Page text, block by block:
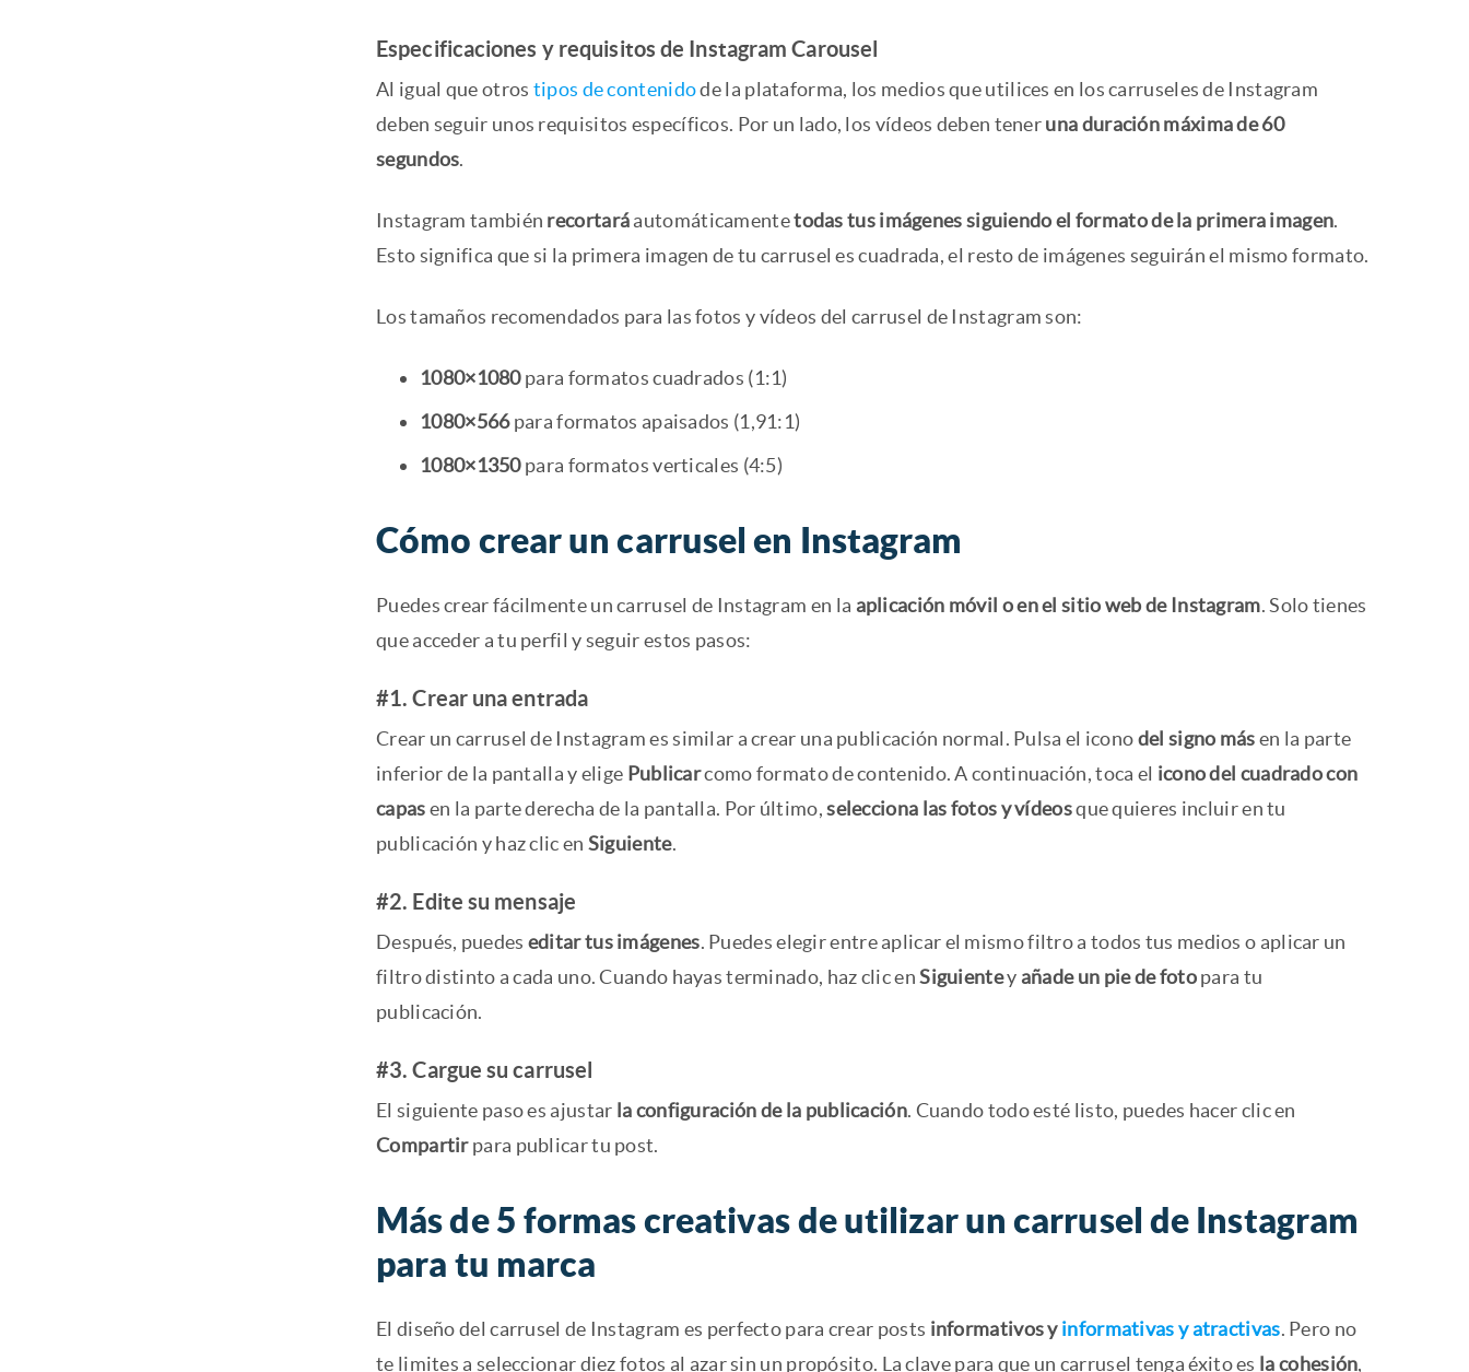
Especificaciones y requisitos de Instagram Carousel
Al igual que otros tipos de contenidode la plataforma, los medios que utilices en los carruseles de Instagram
deben seguir unos requisitos específicos. Por un lado, los vídeos deben teneruna duración máxima de 60
segundos.
Instagram también recortaráautomáticamentetodas tus imágenes siguiendo el formato de la primera imagen.
Esto significa que si la primera imagen de tu carrusel es cuadrada, el resto de imágenes seguirán el mismo formato.
Los tamaños recomendados para las fotos y vídeos del carrusel de Instagram son:
1080×1080para formatos cuadrados (1:1)
1080×566para formatos apaisados (1,91:1)
1080×1350para formatos verticales (4:5)
Cómo crear un carrusel en Instagram
Puedes crear fácilmente un carrusel de Instagram en la aplicación móvil o en el sitio web de Instagram. Solo tienes
que acceder a tu perfil y seguir estos pasos:
#1. Crear una entrada
Crear un carrusel de Instagram es similar a crear una publicación normal. Pulsa el iconodel signo másen la parte
inferior de la pantalla y elige Publicarcomo formato de contenido. A continuación, toca el icono del cuadrado con
capasen la parte derecha de la pantalla. Por último,selecciona las fotos y vídeosque quieres incluir en tu
publicación y haz clic en Siguiente.
#2. Edite su mensaje
Después, puedes editar tus imágenes. Puedes elegir entre aplicar el mismo filtro a todos tus medios o aplicar un
filtro distinto a cada uno. Cuando hayas terminado, haz clic enSiguientey añade un pie de fotopara tu
publicación.
#3. Cargue su carrusel
El siguiente paso es ajustar la configuración de la publicación. Cuando todo esté listo, puedes hacer clic en
Compartirpara publicar tu post.
Más de 5 formas creativas de utilizar un carrusel de Instagram
para tu marca
El diseño del carrusel de Instagram es perfecto para crear posts informativos yinformativas y atractivas. Pero no
te limites a seleccionar diez fotos al azar sin un propósito. La clave para que un carrusel tenga éxito es la cohesión,